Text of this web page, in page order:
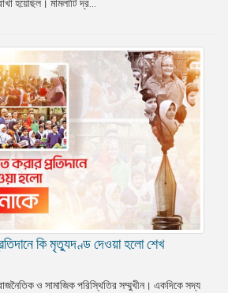
হয়েছিল। মামলাটি দ্র...
কি মৃত্যুদণ্ড দেওয়া হলো শেখ
ও সামাজিক পরিস্থিতির সম্মুখীন। একদিকে সদ্য